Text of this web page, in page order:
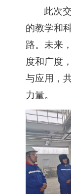
此次
的教学和
路。 未来
度和广度，
与应用，
力量。